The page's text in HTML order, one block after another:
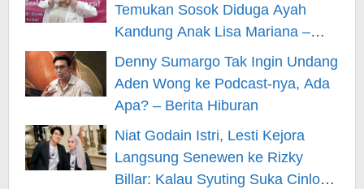
Temukan Sosok Diduga Ayah
Kandung Anak Lisa Mariana –
Berita Hiburan
Denny Sumargo Tak Ingin Undang
Aden Wong ke Podcast-nya, Ada
Apa? – Berita Hiburan
Niat Godain Istri, Lesti Kejora
Langsung Senewen ke Rizky
Billar: Kalau Syuting Suka Cinlok?